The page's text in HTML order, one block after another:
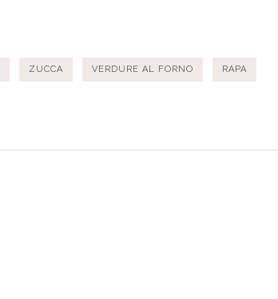
ZUCCA VERDURE AL FORNO RAPA